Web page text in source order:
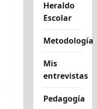
Heraldo
Escolar
Metodología
Mis
entrevistas
Pedagogía